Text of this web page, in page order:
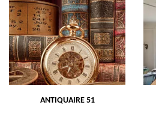
ANTIQUAIRE 51